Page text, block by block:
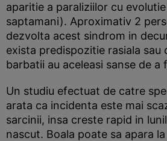
aparitie a paraliziilor cu
saptamani). Aproximativ 2
dezvolta acest sindrom in
exista predispozitie rasiala sau
barbatii au aceleasi sanse de a
Un studiu efectuat de catre
arata ca incidenta este mai
sarcinii, insa creste rapid in
nascut. Boala poate sa apara